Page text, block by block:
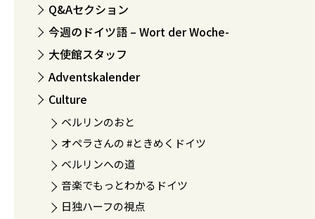
Q&Aセクション
今週のドイツ語 – Wort der Woche-
大使館スタッフ
Adventskalender
Culture
ベルリンのおと
オペラさんの #ときめくドイツ
ベルリンへの道
音楽でもっとわかるドイツ
日独ハーフの視点